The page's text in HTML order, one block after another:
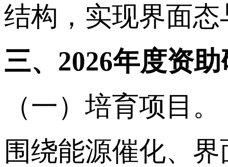
结构，实现界面
三、2026年度资
（一）培育项目。
围绕能源催化、